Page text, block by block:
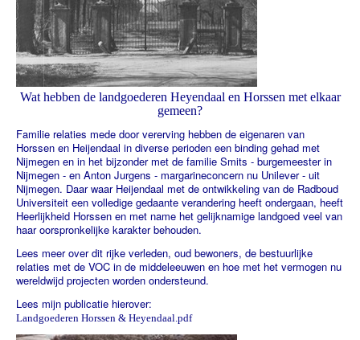
Wat hebben de landgoederen Heyendaal en Horssen met elkaar
gemeen?
Familie relaties mede door vererving hebben de eigenaren van
Horssen en Heijendaal in diverse perioden een binding gehad met
Nijmegen en in het bijzonder met de familie Smits - burgemeester in
Nijmegen - en Anton Jurgens - margarineconcern nu Unilever - uit
Nijmegen. Daar waar Heijendaal met de ontwikkeling van de Radboud
Universiteit een volledige gedaante verandering heeft ondergaan, heeft
Heerlijkheid Horssen en met name het gelijknamige landgoed veel van
haar oorspronkelijke karakter behouden.
Lees meer over dit rijke verleden, oud bewoners, de bestuurlijke
relaties met de VOC in de middeleeuwen en hoe met het vermogen nu
wereldwijd projecten worden ondersteund.
Lees mijn publicatie hierover:
Landgoederen Horssen & Heyendaal.pdf